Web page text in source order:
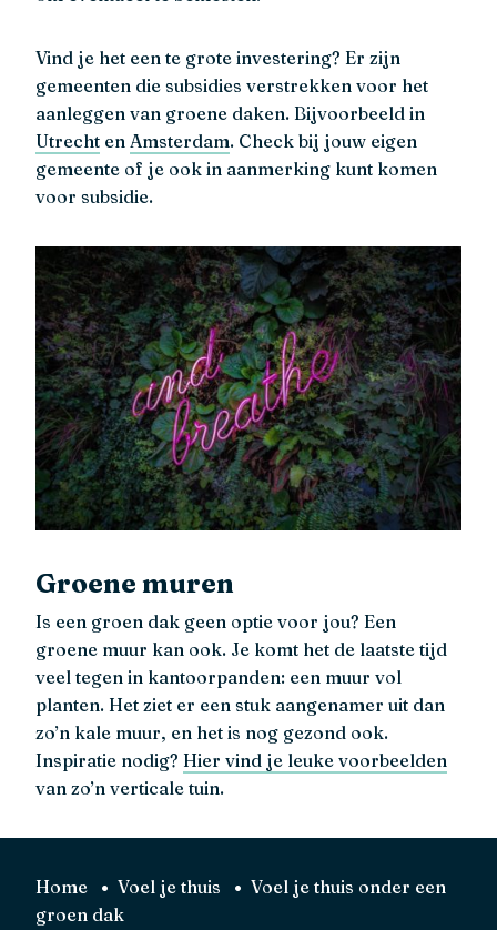
Vind je het een te grote investering? Er zijn
gemeenten die subsidies verstrekken voor het
aanleggen van groene daken. Bijvoorbeeld in
Utrecht en Amsterdam. Check bij jouw eigen
gemeente of je ook in aanmerking kunt komen
voor subsidie.
Groene muren
Is een groen dak geen optie voor jou? Een
groene muur kan ook. Je komt het de laatste tijd
veel tegen in kantoorpanden: een muur vol
planten. Het ziet er een stuk aangenamer uit dan
zo’n kale muur, en het is nog gezond ook.
Inspiratie nodig? Hier vind je leuke voorbeelden
van zo’n verticale tuin.
Home Voel je thuis
Voel je thuis onder een
groen dak